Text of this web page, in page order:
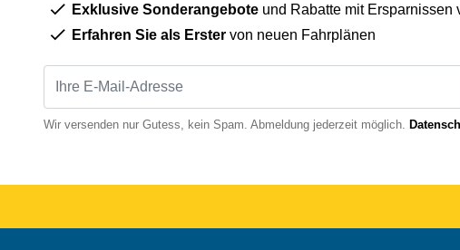
Exklusive Sonderangebote und Rabatte mit Ersparnissen
Erfahren Sie als Erster von neuen Fahrplänen
Wir versenden nur Gutess, kein Spam. Abmeldung jederzeit möglich.